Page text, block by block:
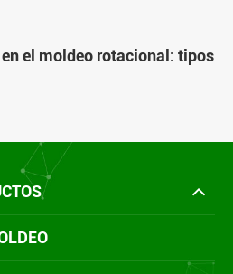
el moldeo rotacional: tipos